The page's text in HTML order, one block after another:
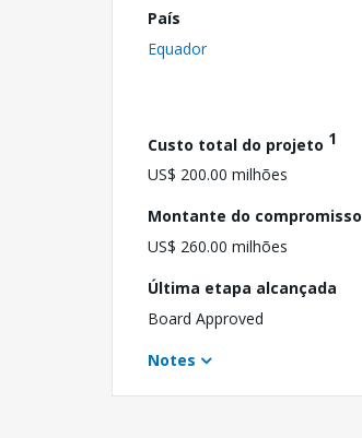
País
Equador
Custo total do projeto 1
US$ 200.00 milhões
Montante do compromisso
US$ 260.00 milhões
Última etapa alcançada
Board Approved
Notes